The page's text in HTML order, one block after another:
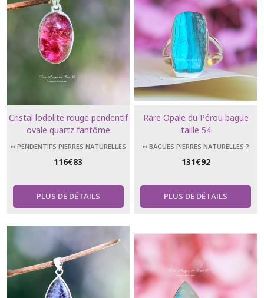
Cristal lodolite rouge pendentif
ovale quartz fantôme
➻ PENDENTIFS PIERRES NATURELLES
116€83
PLUS DE DÉTAILS
Rare Opale du Pérou bague
taille 54
➻ BAGUES PIERRES NATURELLES ?
131€92
PLUS DE DÉTAILS